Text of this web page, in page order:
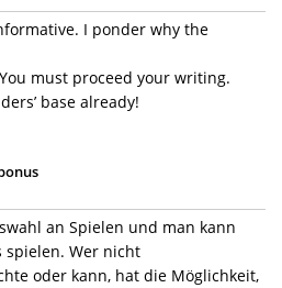
I ponder why the
must proceed your writing.
base already!
an Spielen und man kann
spielen. Wer nicht
oder kann, hat die Möglichkeit,